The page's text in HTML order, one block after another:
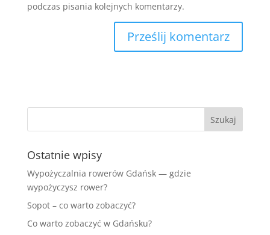
podczas pisania kolejnych komentarzy.
Ostatnie wpisy
Wypożyczalnia rowerów Gdańsk — gdzie
wypożyczysz rower?
Sopot – co warto zobaczyć?
Co warto zobaczyć w Gdańsku?